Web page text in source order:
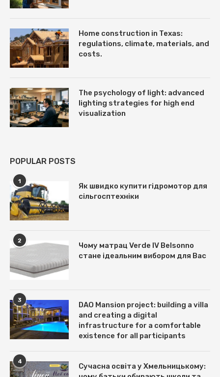
Home construction in Texas:
regulations, climate, materials, and
costs.
The psychology of light: advanced
lighting strategies for high end
visualization
POPULAR POSTS
1
Як швидко купити гідромотор для
сільгосптехніки
2
Чому матрац Verde IV Belsonno
стане ідеальним вибором для Вас
3
DAO Mansion project: building a villa
and creating a digital
infrastructure for a comfortable
existence for all participants
4
Сучасна освіта у Хмельницькому: